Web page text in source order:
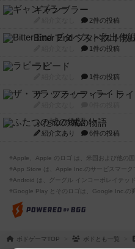
ギャンブラー
2件の投稿
Bitter End ブタペスト救
1件の投稿
ラピード
1件の投稿
ザ・フラッフィー・ライ
ふたつの城の物語
紹介文あり 6件の投稿
※Apple、Apple のロゴ は、米国および他の
※App Store は、Apple Inc.のサービスマーク
※Android は、グーグル インコーポレイテッ
※Google Play とそのロゴは、Google Inc.の
ボドゲーマTOP ボドとも一覧